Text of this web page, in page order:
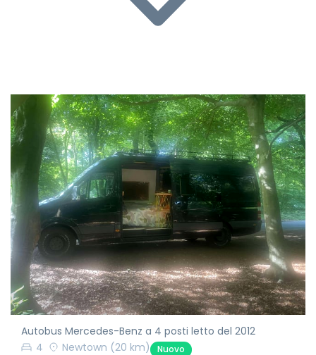
Autobus Mercedes-Benz a 4 posti letto del 2012
4
Newtown (20 km) Nuovo